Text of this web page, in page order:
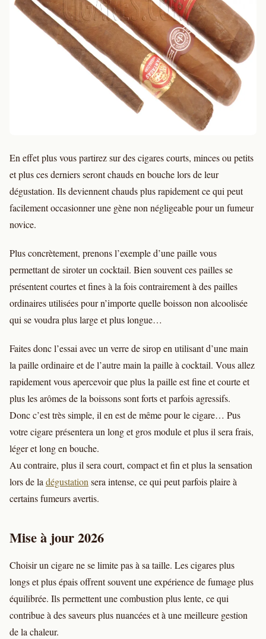
En effet plus vous partirez sur des cigares courts, minces ou petits
et plus ces derniers seront chauds en bouche lors de leur
dégustation. Ils deviennent chauds plus rapidement ce qui peut
facilement occasionner une gène non négligeable pour un fumeur
novice.
Plus concrètement, prenons l’exemple d’une paille vous
permettant de siroter un cocktail. Bien souvent ces pailles se
présentent courtes et fines à la fois contrairement à des pailles
ordinaires utilisées pour n’importe quelle boisson non alcoolisée
qui se voudra plus large et plus longue…
Faites donc l’essai avec un verre de sirop en utilisant d’une main
la paille ordinaire et de l’autre main la paille à cocktail. Vous allez
rapidement vous apercevoir que plus la paille est fine et courte et
plus les arômes de la boissons sont forts et parfois agressifs.
Donc c’est très simple, il en est de même pour le cigare… Pus
votre cigare présentera un long et gros module et plus il sera frais,
léger et long en bouche.
Au contraire, plus il sera court, compact et fin et plus la sensation
lors de ladégustationsera intense, ce qui peut parfois plaire à
certains fumeurs avertis.
Mise à jour 2026
Choisir un cigare ne se limite pas à sa taille. Les cigares plus
longs et plus épais offrent souvent une expérience de fumage plus
équilibrée. Ils permettent une combustion plus lente, ce qui
contribue à des saveurs plus nuancées et à une meilleure gestion
de la chaleur.